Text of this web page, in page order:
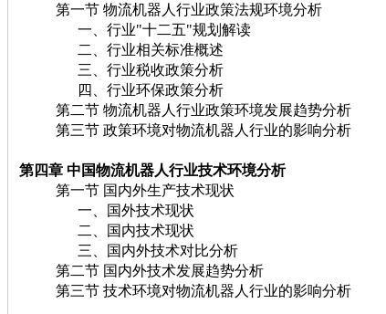
第一节 物流机器人行业政策法规环境分析
一、行业"十二五"规划解读
二、行业相关标准概述
三、行业税收政策分析
四、行业环保政策分析
第二节 物流机器人行业政策环境发展趋势分析
第三节 政策环境对物流机器人行业的影响分析
第四章 中国物流机器人行业技术环境分析
第一节 国内外生产技术现状
一、国外技术现状
二、国内技术现状
三、国内外技术对比分析
第二节 国内外技术发展趋势分析
第三节 技术环境对物流机器人行业的影响分析